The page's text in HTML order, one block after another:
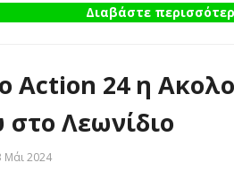
Διαβάστε
Action 24 η
στο Λεωνίδιο
Μάι 2024